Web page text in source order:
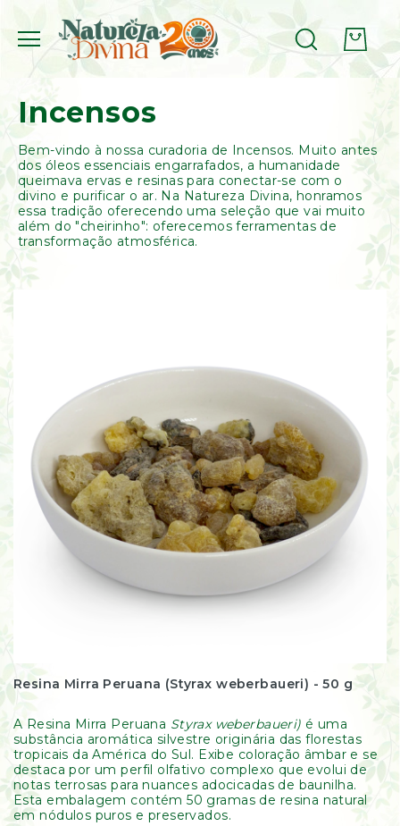
&
Etnobotânicos
Cogumelos
(Amostra
Botânica)
Cogumelo
Psilocybe
Cubensis
Botânica)
Aromaterapia
Incensos
Naturais
Óleos
Essenciais
Óleos
Vegetais
Perfumados
Incensos
Difusores
Livros
Diversos
Ofertas
Banho
de
Ervas
Incensos
Bem-vindo à nossa curadoria de Incensos. Muito antes
dos óleos essenciais engarrafados, a humanidade
queimava ervas e resinas para conectar-se com o
divino e purificar o ar. Na Natureza Divina, honramos
essa tradição oferecendo uma seleção que vai muito
além do "cheirinho": oferecemos ferramentas de
transformação atmosférica.
Resina Mirra Peruana (Styrax weberbaueri) - 50 g
A Resina Mirra Peruana Styrax weberbaueri) é uma
substância aromática silvestre originária das florestas
tropicais da América do Sul. Exibe coloração âmbar e se
destaca por um perfil olfativo complexo que evolui de
notas terrosas para nuances adocicadas de baunilha.
Esta embalagem contém 50 gramas de resina natural
em nódulos puros e preservados.